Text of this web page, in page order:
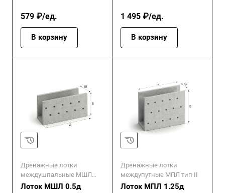
579 ₽/ед.
В корзину
1 495 ₽/ед.
В корзину
Дренажные лотки
междушпальные МШЛ
тип I
Лоток МШЛ 0.5д
Дренажные лотки
междупутные МПЛ тип II
Лоток МПЛ 1.25д